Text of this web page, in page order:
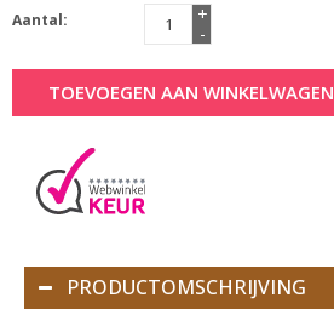
Aantal:
+
-
TOEVOEGEN AAN WINKELWAGEN
PRODUCTOMSCHRIJVING